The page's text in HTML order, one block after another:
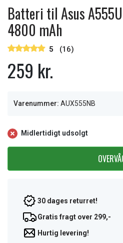
Batteri til Asus
4800 mAh
5 (16)
259 kr.
Varenummer: AUX555NB
Midlertidigt udsolgt
30 dages returret!
Gratis fragt over 299,-
Hurtig levering!